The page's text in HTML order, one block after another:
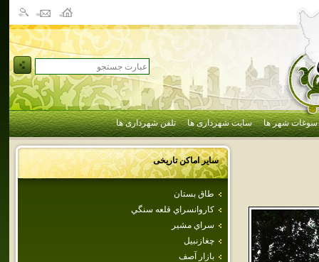
سوغات شهر ها سایت شهرداری ها تلفن شهرداری ها
سایر اماکن تاریخی
طاق بستان
كاروانسراي‌ قلعه‌ سنگي‌
سراي مشير
چغازنبيل
بازار آصف